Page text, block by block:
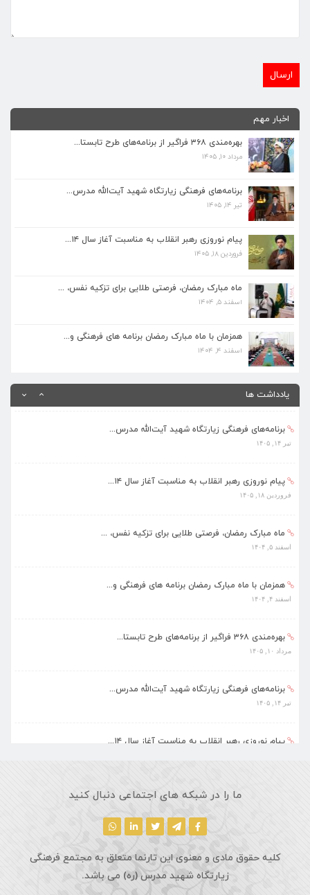
اخبار مهم
بهره‌مندی ۳۶۸ فراگیر از برنامه‌های طرح تابستا...
مرداد ۱۰, ۱۴۰۵
برنامه‌های فرهنگی زیارتگاه شهید آیت‌الله مدرس...
تیر ۱۴, ۱۴۰۵
پیام نوروزی رهبر انقلاب به مناسبت آغاز سال ۱۴...
فروردین ۱۸, ۱۴۰۵
ماه مبارک رمضان، فرصتی طلایی برای تزکیه نفس، ...
اسفند ۵, ۱۴۰۴
همزمان با ماه مبارک رمضان برنامه های فرهنگی و...
اسفند ۴, ۱۴۰۴
یادداشت ها
برنامه‌های فرهنگی زیارتگاه شهید آیت‌الله مدرس...
پیام نوروزی رهبر انقلاب به مناسبت آغاز سال ۱۴...
ماه مبارک رمضان، فرصتی طلایی برای تزکیه نفس، ...
اسفند ۵, ۱۴۰۴
همزمان با ماه مبارک رمضان برنامه های فرهنگی و...
اسفند ۴, ۱۴۰۴
مرداد ۱۰, ۱۴۰۵
برنامه‌های فرهنگی زیارتگاه شهید آیت‌الله مدرس...
پیام نوروزی رهبر انقلاب به مناسبت آغاز سال ۱۴...
ماه مبارک رمضان، فرصتی طلایی برای تزکیه نفس، ...
اسفند ۵, ۱۴۰۴
همزمان با ماه مبارک رمضان برنامه های فرهنگی و...
اسفند ۴, ۱۴۰۴
بهره‌مندی ۳۶۸ فراگیر از برنامه‌های طرح تابستا...
مرداد ۱۰, ۱۴۰۵
برنامه‌های فرهنگی زیارتگاه شهید آیت‌الله مدرس...
پیام نوروزی رهبر انقلاب به مناسبت آغاز سال ۱۴...
ماه مبارک رمضان، فرصتی طلایی برای تزکیه نفس، ...
ما را در شبکه های اجتماعی دنبال کنید
کلیه حقوق مادی و معنوی این تارنما متعلق به مجتمع فرهنگی
زیارتگاه شهید مدرس (ره) می باشد.